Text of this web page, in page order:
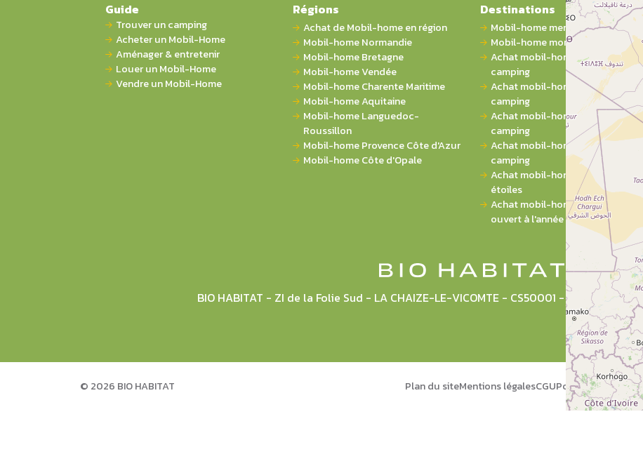
BIO HABITAT - ZI de la Folie Sud - LA CHAIZE-LE-VICOMTE - CS50001 - 85036 LA
Guide
Trouver un camping
Acheter un Mobil-Home
Aménager & entretenir
Louer un Mobil-Home
Vendre un Mobil-Home
Régions
Achat de Mobil-home en région
Mobil-home Normandie
Mobil-home Bretagne
Mobil-home Vendée
Mobil-home Charente Maritime
Mobil-home Aquitaine
Mobil-home Languedoc-
Roussillon
Mobil-home Provence Côte d'Azur
Mobil-home Côte d'Opale
Destinations
Mobil-home mer
Mobil-home montagne
Achat mobil-home 1 chambre sur
camping
Achat mobil-home 2 chambres sur
camping
Achat mobil-home 3 chambres sur
camping
Achat mobil-home 4 chambres sur
camping
Achat mobil-home sur camping 5
étoiles
Achat mobil-home sur camping
ouvert à l'année
© 2026 BIO HABITAT Plan du siteMentions légalesCGUPolitique de